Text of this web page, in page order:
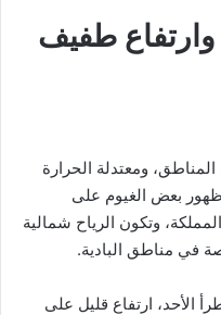
طفيف
ومعتدلة الحرارة
ظهور بعض الغيوم على
وتكون الرياح شمالية
في مناطق البادية.
الأحد، ارتفاع قليل على